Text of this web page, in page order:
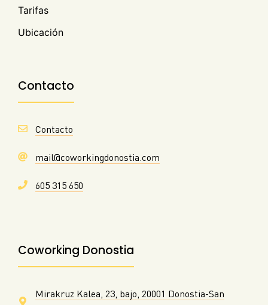
Tarifas
Ubicación
Contacto
Contacto
mail@coworkingdonostia.com
605 315 650
Coworking Donostia
Mirakruz Kalea, 23, bajo, 20001 Donostia-San